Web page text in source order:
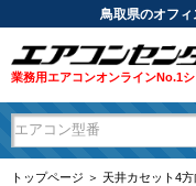
鳥取県のオフ
業務用エアコンオンラインNo.1
トップページ ＞ 天井カセット4